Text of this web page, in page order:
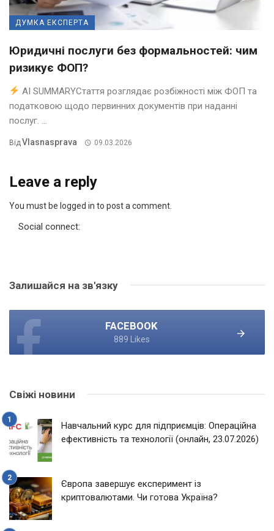
ДУМКА ЕКСПЕРТА
Юридичні послуги без формальностей: чим
ризикує ФОП?
AI SUMMARYСтаття розглядає розбіжності між ФОП та
податковою щодо первинних документів при наданні
послуг. ...
ВідVlasnasprava 09.03.2026
Leave a reply
You must be logged in to post a comment.
Social connect:
Залишайся на зв'язку
FACEBOOK
889 Likes
Свіжі новини
Навчальний курс для підприємців: Операційна
ефективність та технології (онлайн, 23.07.2026)
Європа завершує експеримент із
криптовалютами. Чи готова Україна?